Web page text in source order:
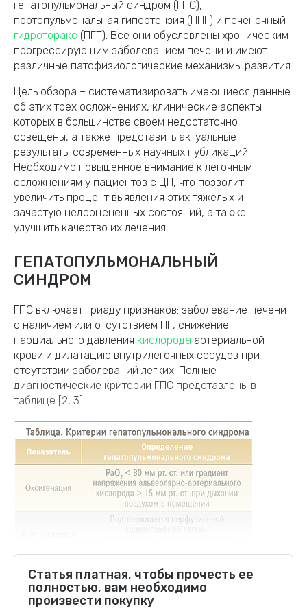
гепатопульмональный синдром (ГПС),
портопульмональная гипертензия (ППГ) и печеночный
гидроторакс (ПГТ). Все они обусловлены хроническим
прогрессирующим заболеванием печени и имеют
различные патофизиологические механизмы развития.
Цель обзора – систематизировать имеющиеся данные
об этих трех осложнениях, клинические аспекты
которых в большинстве своем недостаточно
освещены, а также представить актуальные
результаты современных научных публикаций.
Необходимо повышенное внимание к легочным
осложнениям у пациентов с ЦП, что позволит
увеличить процент выявления этих тяжелых и
зачастую недооцененных состояний, а также
улучшить качество их лечения.
ГЕПАТОПУЛЬМОНАЛЬНЫЙ
СИНДРОМ
ГПС включает триаду признаков: заболевание печени
с наличием или отсутствием ПГ, снижение
парциального давления кислорода артериальной
крови и дилатацию внутрилегочных сосудов при
отсутствии заболеваний легких. Полные
диагностические критерии ГПС представлены в
таблице [2, 3].
Статья платная, чтобы прочесть ее
полностью, вам необходимо
произвести покупку